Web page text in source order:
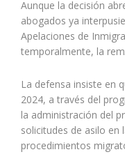
Aunque la decisión
abogados ya
Apelaciones de
temporalmente, la
La defensa insiste en
2024, a través del
la administración del
solicitudes de asilo
procedimientos